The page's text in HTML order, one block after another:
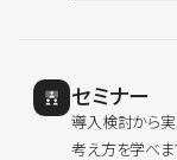
セミナー
導入検討から
考え方を学べま